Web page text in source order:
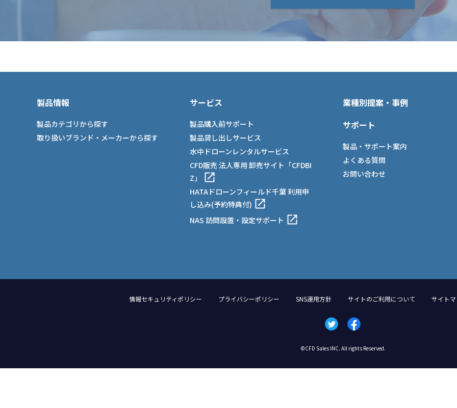
製品情報
製品カテゴリから探す
取り扱いブランド・メーカーから探す
サービス
製品購入前サポート
製品貸し出しサービス
水中ドローンレンタルサービス
CFD販売 法人専用 卸売サイト「CFDBI
Z」
HATAドローンフィールド千葉 利用申
し込み(予約特典付)
NAS 訪問設置・設定サポート
業種別提案・事例
サポート
製品・サポート案内
よくある質問
お問い合わせ
情報セキュリティポリシー プライバシーポリシー SNS運用方針 サイトのご利用について サイト
©CFD Sales INC. All rights Reserved.